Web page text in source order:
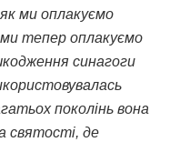
ми оплакуємо
ми тепер оплакуємо
синагоги
поколінь вона
святості, де